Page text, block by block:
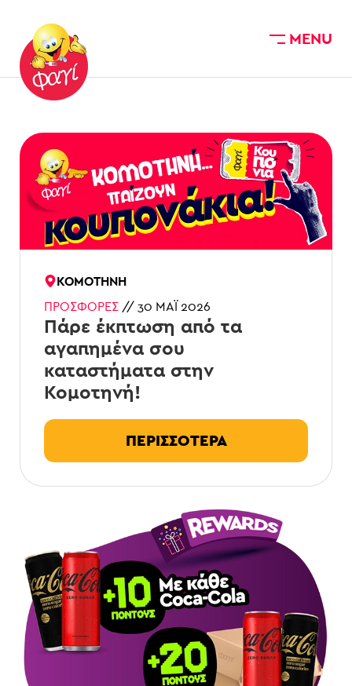
Skip to main content MENU
ΚΟΜΟΤΗΝΉ
ΠΡΟΣΦΟΡΈΣ // 30 ΜΆΙ 2026
Πάρε έκπτωση από τα
αγαπημένα σου
καταστήματα στην
Κομοτηνή!
ΠΕΡΙΣΣΟΤΕΡΑ